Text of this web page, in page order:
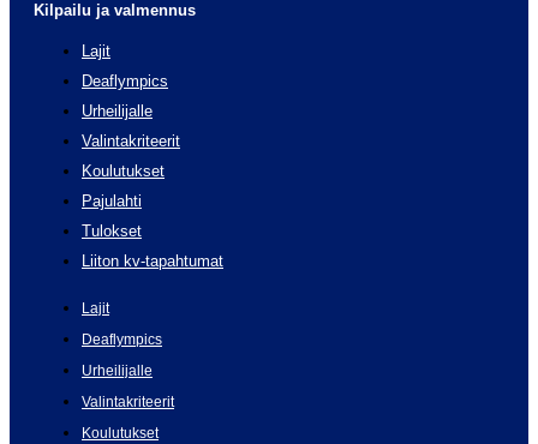
Kilpailu ja valmennus
Lajit
Deaflympics
Urheilijalle
Valintakriteerit
Koulutukset
Pajulahti
Tulokset
Liiton kv-tapahtumat
Lajit
Deaflympics
Urheilijalle
Valintakriteerit
Koulutukset